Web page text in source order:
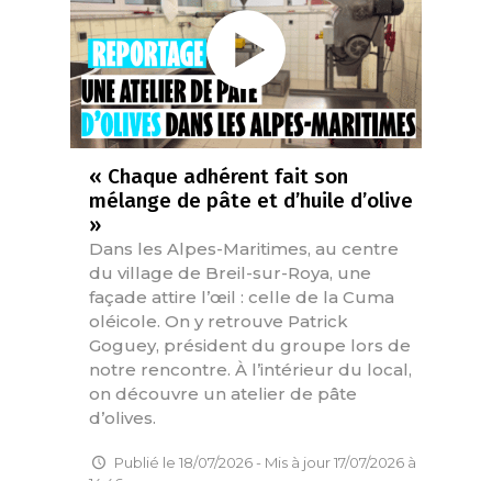
« Chaque adhérent fait son
mélange de pâte et d’huile d’olive
»
Dans les Alpes-Maritimes, au centre
du village de Breil-sur-Roya, une
façade attire l’œil : celle de la Cuma
oléicole. On y retrouve Patrick
Goguey, président du groupe lors de
notre rencontre. À l’intérieur du local,
on découvre un atelier de pâte
d’olives.
Publié le 18/07/2026 - Mis à jour 17/07/2026 à